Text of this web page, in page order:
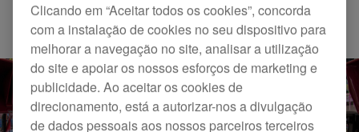
Clicando em “Aceitar todos os cookies”, concorda
com a instalação de cookies no seu dispositivo para
melhorar a navegação no site, analisar a utilização
do site e apoiar os nossos esforços de marketing e
publicidade. Ao aceitar os cookies de
direcionamento, está a autorizar-nos a divulgação
de dados pessoais aos nossos parceiros terceiros